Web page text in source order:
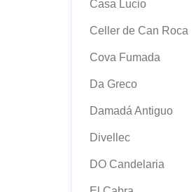
Casa Lucio
Celler de Can Roca
Cova Fumada
Da Greco
Damadá Antiguo
Divellec
DO Candelaria